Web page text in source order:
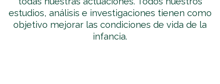
MIS RETOS SOLIDARIOS
CERRAR SESIÓN
estudios, análisis e investigaciones tienen como
objetivo mejorar las condiciones de vida de la
infancia.